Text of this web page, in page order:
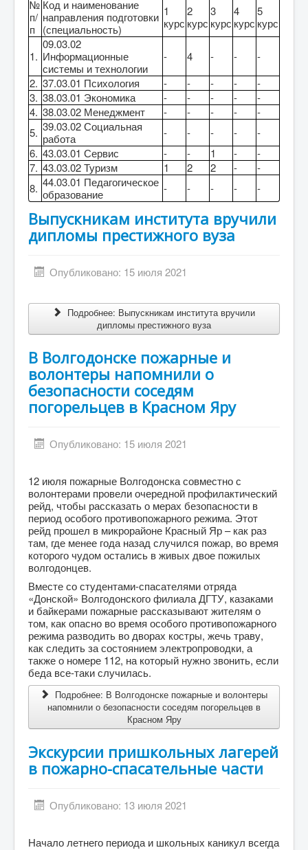
№
п/
п
Код и наименование
направления подготовки
(специальность)
1
курс
2
курс
3
курс
4
курс
5
курс
1.
09.03.02
Информационные
системы и технологии
- 4 - -
-
2. 37.03.01 Психология - - - -
-
3. 38.03.01 Экономика - - - -
-
4. 38.03.02 Менеджмент - - - -
-
5. 39.03.02 Социальная
работа
- - - -
-
6. 43.03.01 Сервис - - 1 -
-
7. 43.03.02 Туризм 1 2 2 -
-
8. 44.03.01 Педагогическое
образование
- - - - -
Выпускникам института вручили
дипломы престижного вуза
Опубликовано: 15 июля 2021
Подробнее: Выпускникам института вручили
дипломы престижного вуза
В Волгодонске пожарные и
волонтеры напомнили о
безопасности соседям
погорельцев в Красном Яру
Опубликовано: 15 июля 2021
12 июля пожарные Волгодонска совместно с
волонтерами провели очередной профилактический
рейд, чтобы рассказать о мерах безопасности в
период особого противопожарного режима. Этот
рейд прошел в микрорайоне Красный Яр – как раз
там, где менее года назад случился пожар, во время
которого чудом остались в живых двое пожилых
волгодонцев.
Вместе со студентами-спасателями отряда
«Донской» Волгодонского филиала ДГТУ, казаками
и байкерами пожарные рассказывают жителям о
том, как опасно во время особого противопожарного
режима разводить во дворах костры, жечь траву,
как следить за состоянием электропроводки, а
также о номере 112, на который нужно звонить, если
беда все-таки случилась.
Подробнее: В Волгодонске пожарные и волонтеры
напомнили о безопасности соседям погорельцев в
Красном Яру
Экскурсии пришкольных лагерей
в пожарно-спасательные части
Опубликовано: 13 июля 2021
Начало летнего периода и школьных каникул всегда